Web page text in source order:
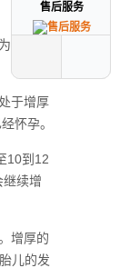
受精卵
于增厚
怀孕。
10到12
续增
增厚的
儿的发
售后服务
售后服务